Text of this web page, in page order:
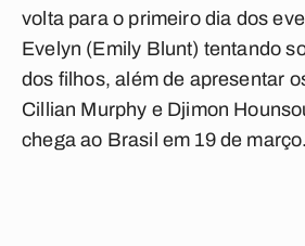
volta para o primeiro dia dos
Evelyn (Emily Blunt) tentando
dos filhos, além de apresentar
Cillian Murphy e Djimon
chega ao Brasil em 19 de março.